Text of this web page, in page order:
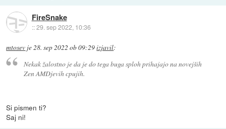
FireSnake
::29. sep 2022, 10:36
mtosev je 28. sep 2022 ob 09:29izjavil:
Nekak žalostno je da je do tega buga sploh prihajajo na novejših
Zen AMDjevih cpujih.
Si pismen ti?
Saj ni!